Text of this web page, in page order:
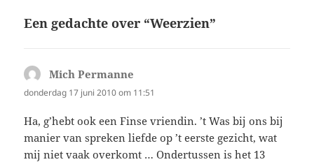
Een gedachte over “Weerzien”
Mich Permanne
donderdag 17 juni 2010 om 11:51
Ha, g’hebt ook een Finse vriendin. ’t Was bij ons bij
manier van spreken liefde op ’t eerste gezicht, wat
mij niet vaak overkomt … Ondertussen is het 13